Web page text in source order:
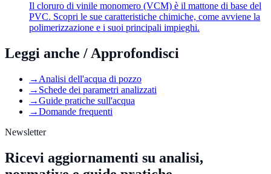
Il cloruro di vinile monomero (VCM) è il mattone di base del
PVC. Scopri le sue caratteristiche chimiche, come avviene la
polimerizzazione e i suoi principali impieghi.
Leggi anche / Approfondisci
→ Analisi dell'acqua di pozzo
→ Schede dei parametri analizzati
→Guide pratiche sull'acqua
→Domande frequenti
Newsletter
Ricevi aggiornamenti su analisi,